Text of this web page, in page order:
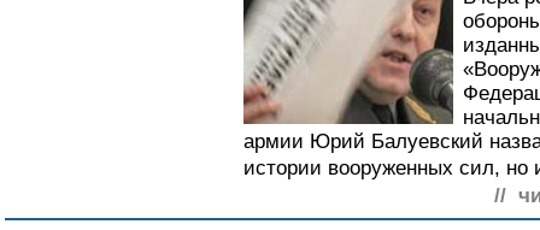
армии Юрий Балуевский
истории вооруженных сил, но
//